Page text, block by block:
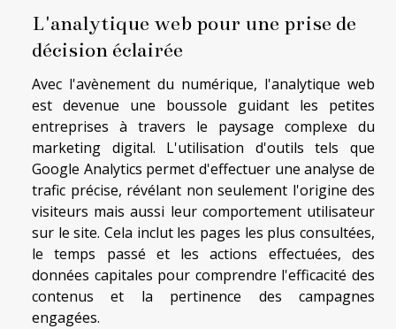
L'analytique web pour une prise de
décision éclairée
Avec l'avènement du numérique, l'analytique web
est devenue une boussole guidant les petites
entreprises à travers le paysage complexe du
marketing digital. L'utilisation d'outils tels que
Google Analytics permet d'effectuer une analyse de
trafic précise, révélant non seulement l'origine des
visiteurs mais aussi leur comportement utilisateur
sur le site. Cela inclut les pages les plus consultées,
le temps passé et les actions effectuées, des
données capitales pour comprendre l'efficacité des
contenus et la pertinence des campagnes
engagées.